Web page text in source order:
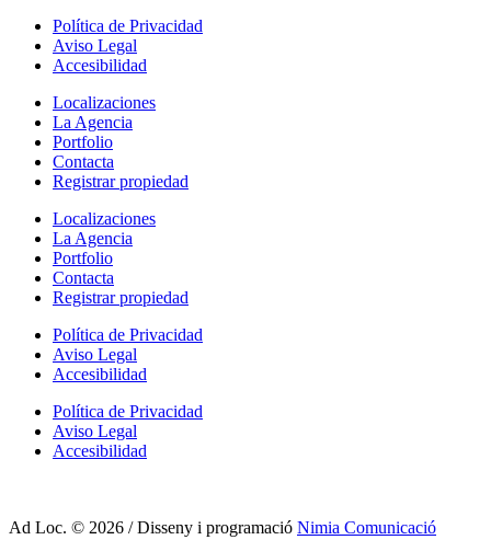
Política de Privacidad
Aviso Legal
Accesibilidad
Localizaciones
La Agencia
Portfolio
Contacta
Registrar propiedad
Localizaciones
La Agencia
Portfolio
Contacta
Registrar propiedad
Política de Privacidad
Aviso Legal
Accesibilidad
Política de Privacidad
Aviso Legal
Accesibilidad
Ad Loc. © 2026 / Disseny i programació Nimia Comunicació